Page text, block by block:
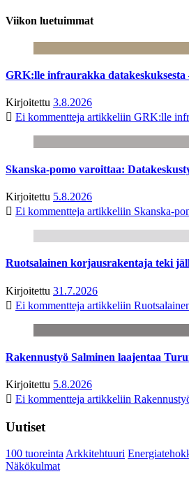
Viikon luetuimmat
GRK:lle infraurakka datakeskuksesta
Kirjoitettu 3.8.2026
Ei kommentteja artikkeliin GRK:lle
Skanska-pomo varoittaa:
Kirjoitettu 5.8.2026
Ei kommentteja artikkeliin Skanska-
Ruotsalainen korjausrakentaja teki
Kirjoitettu 31.7.2026
Ei kommentteja artikkeliin
Rakennustyö Salminen laajentaa
Kirjoitettu 5.8.2026
Ei kommentteja artikkeliin
Uutiset
100 tuoreintaArkkitehtuuri
Näkökulmat